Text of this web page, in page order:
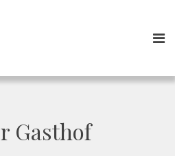
Gasthof